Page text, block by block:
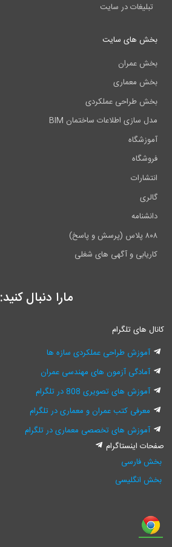
تبلیغات در سایت
بخش های سایت
بخش عمران
بخش معماری
بخش طراحی عملکردی
مدل سازی اطلاعات ساختمان BIM
آموزشگاه
فروشگاه
انتشارات
گالری
دانشنامه
۸۰۸ پلاس (پرسش و پاسخ)
کاریابی و آگهی های شغلی
مارا دنبال کنید:
کانال های تلگرام
آموزش طراحی عملکردی سازه ها
آمادگی آزمون های مهندسی عمران
آموزش های تصویری 808 در تلگرام
معرفی کتب عمران و معماری در تلگرام
آموزش های تخصصی معماری در تلگرام
صفحات اینستاگرام
بخش فارسی
بخش انگلیسی